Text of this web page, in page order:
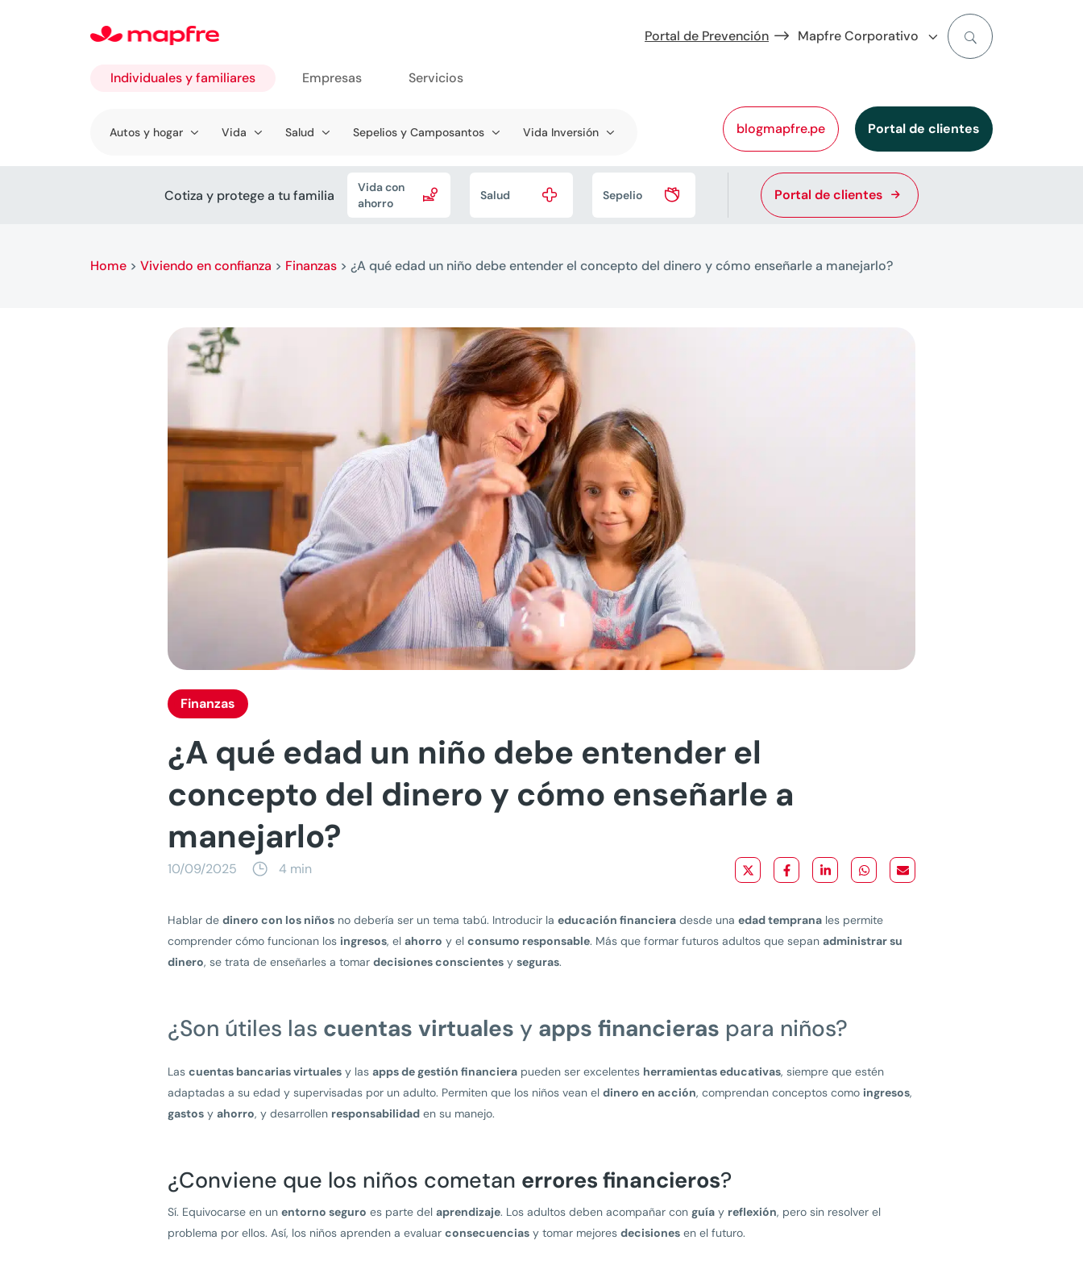
Portal de Prevención Mapfre Corporativo
blogmapfre.pe Portal de clientes
Individuales y familiares
Ir a
Autos y hogar Vida Salud Sepelios y Camposantos Vida Inversión
Empresas Servicios
Cotiza y protege a tu familia 
Vida con
ahorro

Salud 
Sepelio Portal de clientes
Home > Viviendo en confianza > Finanzas > ¿A qué edad un niño debe entender el concepto del dinero y cómo enseñarle a manejarlo?
Finanzas
¿A qué edad un niño debe entender el
concepto del dinero y cómo enseñarle a
manejarlo?
10/09/2025 4 min
Hablar de dinero con los niños no debería ser un tema tabú. Introducir la educación financiera desde una edad temprana les permite
comprender cómo funcionan los ingresos, el ahorro y el consumo responsable. Más que formar futuros adultos que sepan administrar su
dinero, se trata de enseñarles a tomar decisiones conscientes y seguras.
¿Son útiles las cuentas virtuales y apps financieras para niños?
Las cuentas bancarias virtuales y las apps de gestión financiera pueden ser excelentes herramientas educativas, siempre que estén
adaptadas a su edad y supervisadas por un adulto. Permiten que los niños vean el dinero en acción, comprendan conceptos como ingresos,
gastos y ahorro, y desarrollen responsabilidad en su manejo.
¿Conviene que los niños cometan errores financieros?
Sí. Equivocarse en un entorno seguro es parte del aprendizaje. Los adultos deben acompañar con guía y reflexión, pero sin resolver el
problema por ellos. Así, los niños aprenden a evaluar consecuencias y tomar mejores decisiones en el futuro.